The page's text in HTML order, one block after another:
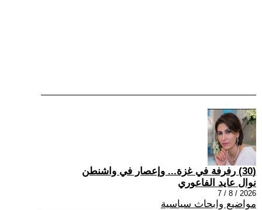
(30) رفرفة في غزة... وإعصار في واشنطن
نوال عايد الفاعوري
2026 / 8 / 7
مواضيع وابحاث سياسية